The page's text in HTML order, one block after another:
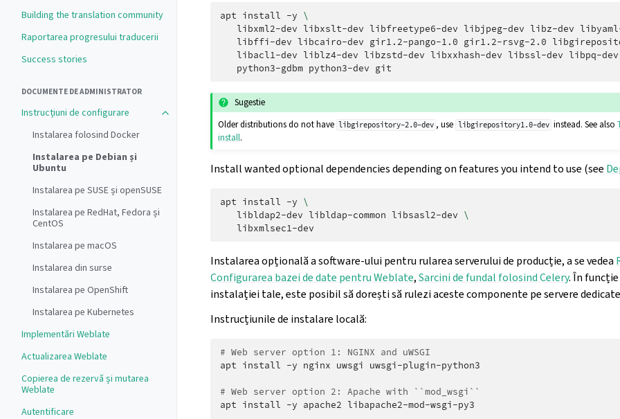
Building the translation community
Raportarea progresului traducerii
Success stories
DOCUMENTE DE ADMINISTRATOR
Instrucțiuni de configurare
Instalarea folosind Docker
Instalarea pe Debian și
Ubuntu
Instalarea pe SUSE și openSUSE
Instalarea pe RedHat, Fedora și
CentOS
Instalarea pe macOS
Instalarea din surse
Instalarea pe OpenShift
Instalarea pe Kubernetes
Implementări Weblate
Actualizarea Weblate
Copierea de rezervă și mutarea
Weblate
Autentificare
apt install -y \
libxml2-dev libxslt-dev libfreetype6-dev libjpeg-dev libz-dev
libffi-dev libcairo-dev gir1.2-pango-1.0 gir1.2-rsvg-2.0
libacl1-dev liblz4-dev libzstd-dev libxxhash-dev libssl-dev libpq-dev
python3-gdbm python3-dev
Sugestie
Older distributions do not have
libgirepository-2.0-dev , use libgirepository1.0-dev instead. See also
install.
Install wanted optional dependencies depending on features you intend to use (see
apt install -y \
libldap2-dev libldap-common libsasl2-dev \
Instalarea opțională a software-ului pentru rularea serverului de producție, a se vedea
Configurarea bazei de date pentru Weblate,Sarcini de fundal folosind Celery. În
instalației tale, este posibil să dorești să rulezi aceste componente pe servere
Instrucțiunile de instalare locală:
# Web server option 1: NGINX and uWSGI
apt install -y nginx uwsgi uwsgi-plugin-python3
# Web server option 2: Apache with ``mod_wsgi``
apt install -y apache2 libapache2-mod-wsgi-py3